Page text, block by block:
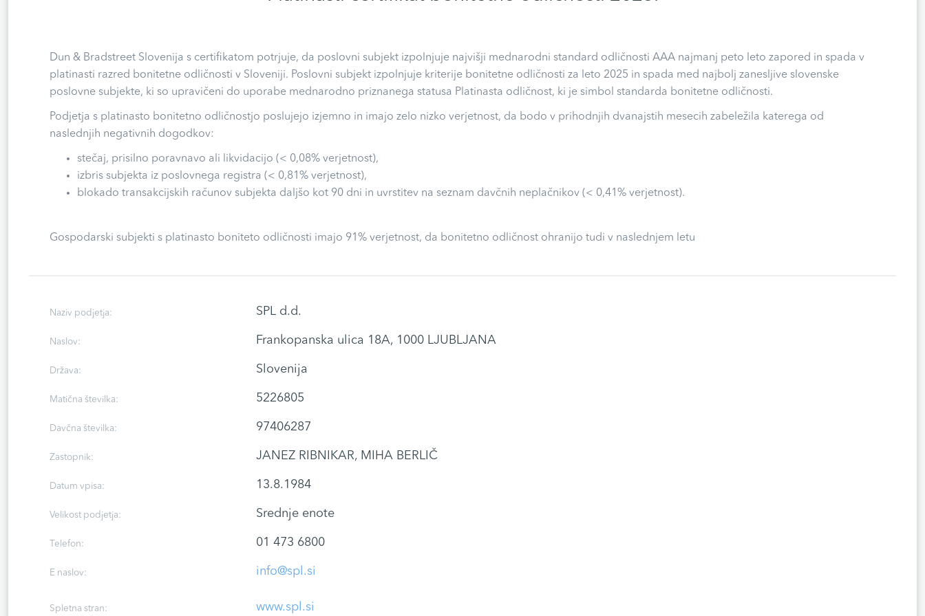
Dun & Bradstreet Slovenija s certifikatom potrjuje, da poslovni subjekt izpolnjuje najvišji mednarodni standard odličnosti AAA najmanj peto leto zapored in spada v
platinasti razred bonitetne odličnosti v Sloveniji. Poslovni subjekt izpolnjuje kriterije bonitetne odličnosti za leto 2025 in spada med najbolj zanesljive slovenske
poslovne subjekte, ki so upravičeni do uporabe mednarodno priznanega statusa Platinasta odličnost, ki je simbol standarda bonitetne odličnosti.
Podjetja s platinasto bonitetno odličnostjo poslujejo izjemno in imajo zelo nizko verjetnost, da bodo v prihodnjih dvanajstih mesecih zabeležila katerega od
naslednjih negativnih dogodkov:
stečaj, prisilno poravnavo ali likvidacijo (< 0,08% verjetnost),
izbris subjekta iz poslovnega registra (< 0,81% verjetnost),
blokado transakcijskih računov subjekta daljšo kot 90 dni in uvrstitev na seznam davčnih neplačnikov (< 0,41% verjetnost).
Gospodarski subjekti s platinasto boniteto odličnosti imajo 91% verjetnost, da bonitetno odličnost ohranijo tudi v naslednjem letu
Naziv podjetja: SPL d.d.
Naslov: Frankopanska ulica 18A, 1000 LJUBLJANA
Država: Slovenija
Matična številka: 5226805
Davčna številka: 97406287
Zastopnik: JANEZ RIBNIKAR, MIHA BERLIČ
Datum vpisa: 13.8.1984
Velikost podjetja: Srednje enote
Telefon: 01 473 6800
E naslov: info@spl.si
Spletna stran: www.spl.si